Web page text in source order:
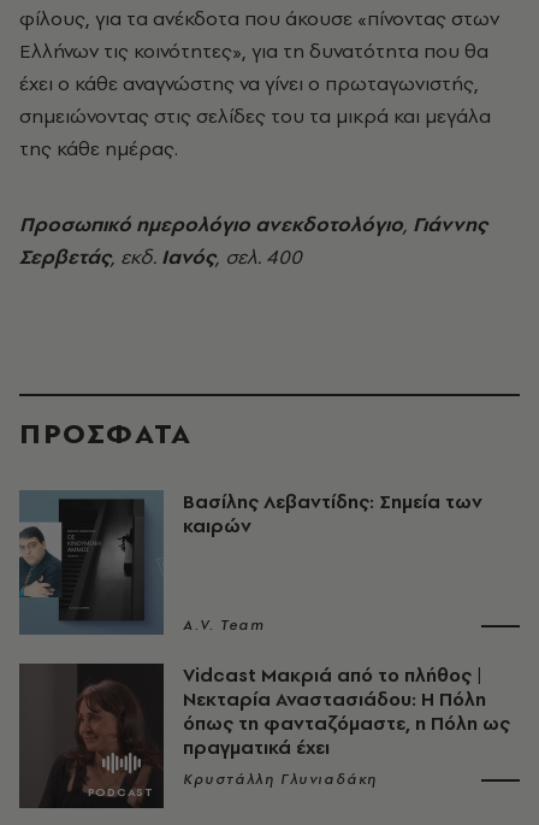
φίλους, για τα ανέκδοτα που άκουσε «πίνοντας στων
Ελλήνων τις κοινότητες», για τη δυνατότητα που θα
έχει ο κάθε αναγνώστης να γίνει ο πρωταγωνιστής,
σημειώνοντας στις σελίδες του τα μικρά και μεγάλα
της κάθε ημέρας.
Προσωπικό ημερολόγιο ανεκδοτολόγιο, Γιάννης
Σερβετάς, εκδ. Ιανός, σελ. 400
ΠΡΟΣΦΑΤΑ
Βασίλης Λεβαντίδης: Σημεία των
καιρών
A.V. Team
Vidcast Μακριά από το πλήθος |
Νεκταρία Αναστασιάδου: Η Πόλη
όπως τη φανταζόμαστε, η Πόλη ως
πραγματικά έχει
Κρυστάλλη Γλυνιαδάκη